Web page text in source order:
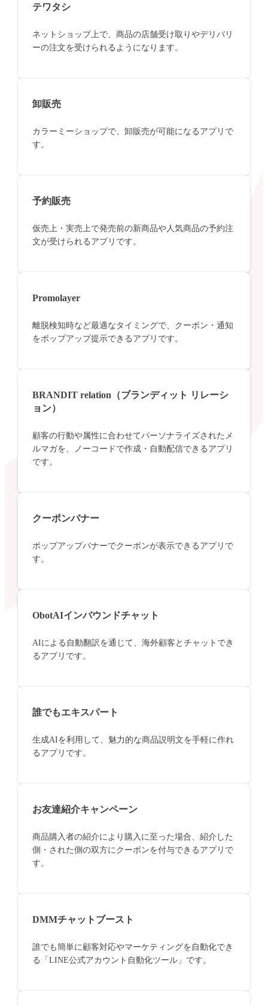
テワタシ
ネットショップ上で、商品の店舗受け取りやデリバリ
ーの注文を受けられるようになります。
卸販売
カラーミーショップで、卸販売が可能になるアプリで
す。
予約販売
仮売上・実売上で発売前の新商品や人気商品の予約注
文が受けられるアプリです。
Promolayer
離脱検知時など最適なタイミングで、クーポン・通知
をポップアップ提示できるアプリです。
BRANDIT relation（ブランディット リレーシ
ョン）
顧客の行動や属性に合わせてパーソナライズされたメ
ルマガを、ノーコードで作成・自動配信できるアプリ
です。
クーポンバナー
ポップアップバナーでクーポンが表示できるアプリで
す。
ObotAIインバウンドチャット
AIによる自動翻訳を通じて、海外顧客とチャットでき
るアプリです。
誰でもエキスパート
生成AIを利用して、魅力的な商品説明文を手軽に作れ
るアプリです。
お友達紹介キャンペーン
商品購入者の紹介により購入に至った場合、紹介した
側・された側の双方にクーポンを付与できるアプリで
す。
DMMチャットブースト
誰でも簡単に顧客対応やマーケティングを自動化でき
る「LINE公式アカウント自動化ツール」です。